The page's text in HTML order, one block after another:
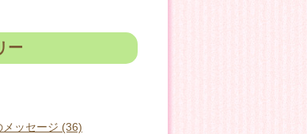
ー
メッセージ (36)